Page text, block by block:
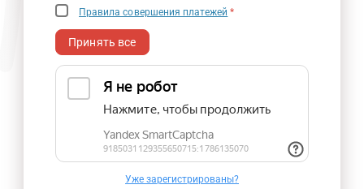
Правила совершения платежей *
Принять все
Уже зарегистрированы?